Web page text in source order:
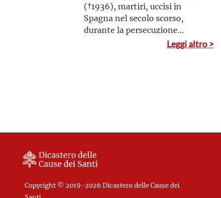
(†1936), martiri, uccisi in
Spagna nel secolo scorso,
durante la persecuzione
Leggi altro >
Copyright © 2019-2026 Dicastero delle Cause dei